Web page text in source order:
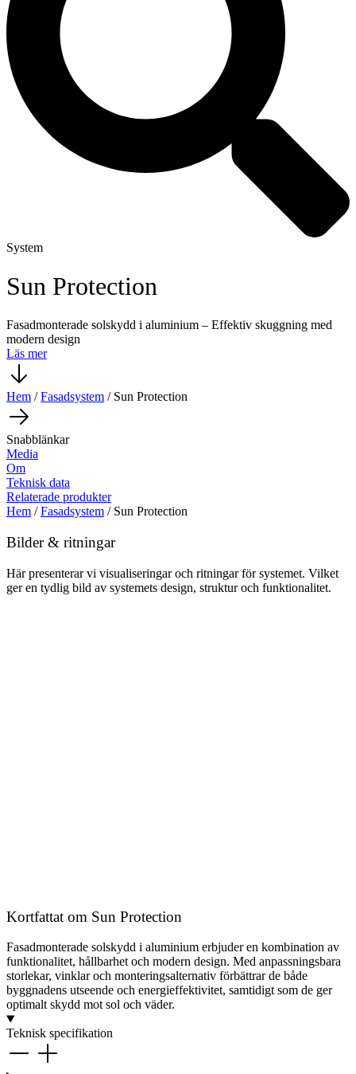
System
Sun Protection
Fasadmonterade solskydd i aluminium – Effektiv skuggning med
modern design
Läs mer
Hem /Fasadsystem / Sun Protection
Snabblänkar
Media
Om
Teknisk data
Relaterade produkter
Hem /Fasadsystem / Sun Protection
Bilder & ritningar
Här presenterar vi visualiseringar och ritningar för systemet. Vilket
ger en tydlig bild av systemets design, struktur och funktionalitet.
Kortfattat om​ Sun Protection
Fasadmonterade solskydd i aluminium erbjuder en kombination av
funktionalitet, hållbarhet och modern design. Med anpassningsbara
storlekar, vinklar och monteringsalternativ förbättrar de både
byggnadens utseende och energieffektivitet, samtidigt som de ger
optimalt skydd mot sol och väder.
Teknisk specifikation